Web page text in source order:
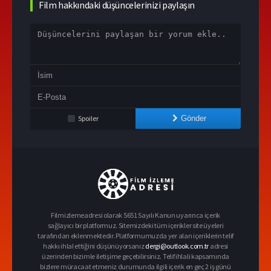
Film hakkındaki düşüncelerinizi paylaşın
Spoiler Gönder
Filmizlemeadresi olarak 5651 Sayılı Kanun uyarınca içerik
sağlayıcı bir platformuz. Sitemizdeki tüm içerikler site üyeleri
tarafından eklenmektedir. Platformumuzda yer alan içeriklerin telif
hakkı ihlal ettiğini düşünüyorsanızdergi@outlook.com.tr adresi
üzerinden bizimle iletişime geçebilirsiniz. Telif ihlali kapsamında
bizlere müracaat etmeniz durumunda ilgili içerik en geç 2 iş günü